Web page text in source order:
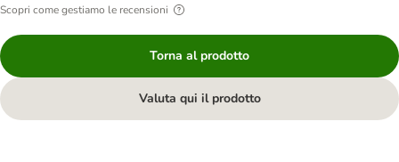
Scopri come gestiamo le recensioni
Torna al prodotto
Valuta qui il prodotto